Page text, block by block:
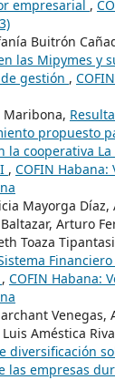
empresarial ,
Buitrón
las Mipymes y
gestión ,
Maribona,
propuesto
la cooperativa La
, COFIN Habana:
Mayorga Díaz,
Arturo
Toaza
, COFIN Habana:
Venegas,
Améstica
diversificación
las empresas